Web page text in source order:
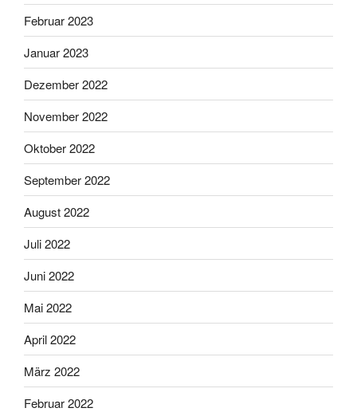
Februar 2023
Januar 2023
Dezember 2022
November 2022
Oktober 2022
September 2022
August 2022
Juli 2022
Juni 2022
Mai 2022
April 2022
März 2022
Februar 2022